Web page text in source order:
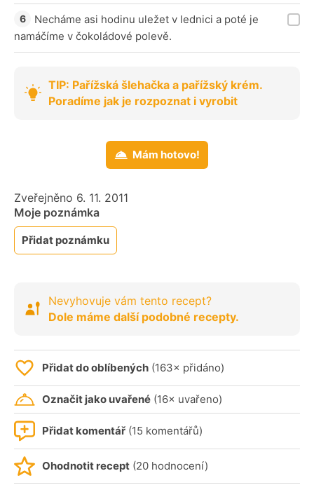
Necháme asi hodinu uležet v lednici a poté je
namáčíme v čokoládové polevě.
TIP: Pařížská šlehačka a pařížský krém.
Poradíme jak je rozpoznat i vyrobit
Mám hotovo!
Zveřejněno 6. 11. 2011
Moje poznámka
Přidat poznámku
Nevyhovuje vám tento recept?
Dole máme další podobné recepty.
Přidat do oblíbených (163× přidáno)
Označit jako uvařené (16× uvařeno)
Přidat komentář (15 komentářů)
Ohodnotit recept (20 hodnocení)